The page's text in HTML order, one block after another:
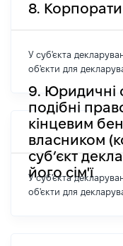
8.
У суб'єкта
об'єкти для
9. Юридичні
подібні
кінцевим
власником
суб’єкт
його сім'ї
У суб'єкта
об'єкти для